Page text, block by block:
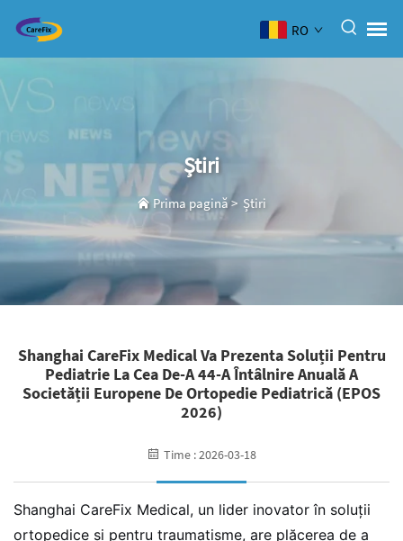
RO
Știri
Prima pagină> Știri
Shanghai CareFix Medical Va Prezenta Soluții Pentru
Pediatrie La Cea De-A 44-A Întâlnire Anuală A
Societății Europene De Ortopedie Pediatrică (EPOS
2026)
Time : 2026-03-18
Shanghai CareFix Medical, un lider inovator în soluții
ortopedice și pentru traumatisme, are plăcerea de a